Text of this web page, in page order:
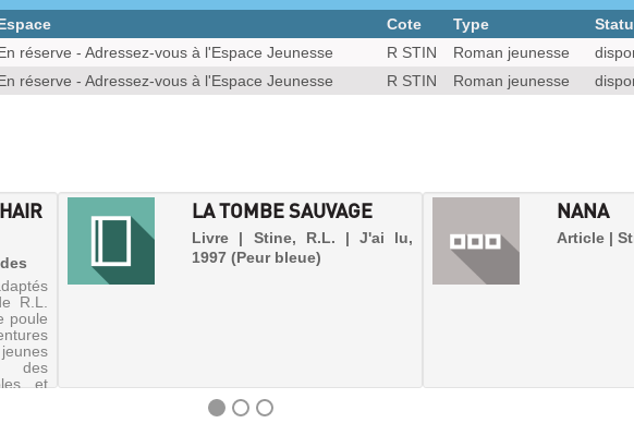
Cote Type
réserve - Adressez-vous à l'Espace Jeunesse R STIN Roman jeunesse
réserve - Adressez-vous à l'Espace Jeunesse R STIN Roman jeunesse
LA TOMBE SAUVAGE
Livre | Stine, R.L. | J'ai lu,
1997 (Peur bleue)
NANA
Article |
R.L.
poule
des
et